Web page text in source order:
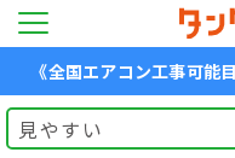
《全国エアコン工事可能